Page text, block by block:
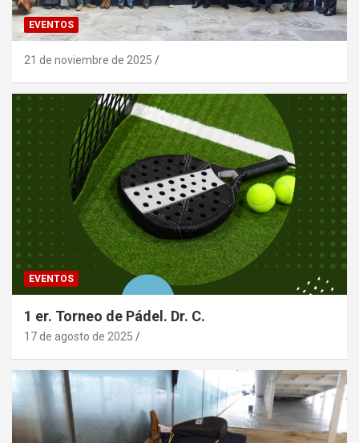
EVENTOS
21 de noviembre de 2025
EVENTOS
1 er. Torneo de Pádel. Dr. C.
17 de agosto de 2025